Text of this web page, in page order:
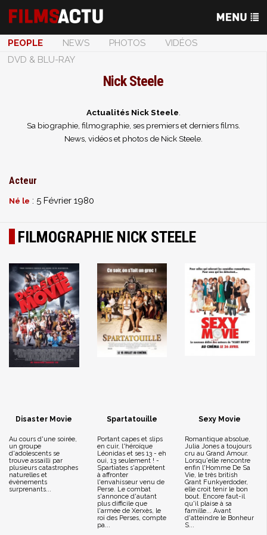
PEOPLE NEWS PHOTOS
VIDÉOS
DVD & BLU-RAY
Nick Steele
Actualités Nick Steele
Sa biographie, filmographie, ses premiers et derniers films.
News, vidéos et photos de Nick Steele.
Acteur
Né le : 5 Février 1980
FILMOGRAPHIE NICK STEELE
Disaster Movie
Au cours d'une soirée,
un groupe
d'adolescents se
trouve assailli par
plusieurs catastrophes
naturelles et
évènements
surprenants...
Spartatouille
Portant capes et slips
en cuir, l'héroïque
Léonidas et ses 13 - eh
oui, 13 seulement ! -
Spartiates s'apprêtent
à affronter
l'envahisseur venu de
Perse. Le combat
s'annonce d'autant
plus difficile que
l'armée de Xerxès, le
roi des Perses, compte
pa...
Sexy Movie
Romantique absolue,
Julia Jones a toujours
cru au Grand Amour.
Lorsqu'elle rencontre
enfin l'Homme De Sa
Vie, le très british
Grant Funkyerdoder,
elle croit tenir le bon
bout. Encore faut-il
qu'il plaise à sa
famille... Avant
d'atteindre le Bonheur
S...